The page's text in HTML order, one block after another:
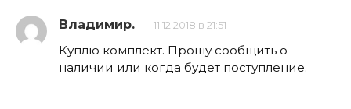
Владимир. 11.12.2018 в 21:51
Куплю комплект. Прошу сообщить о
наличии или когда будет поступление.